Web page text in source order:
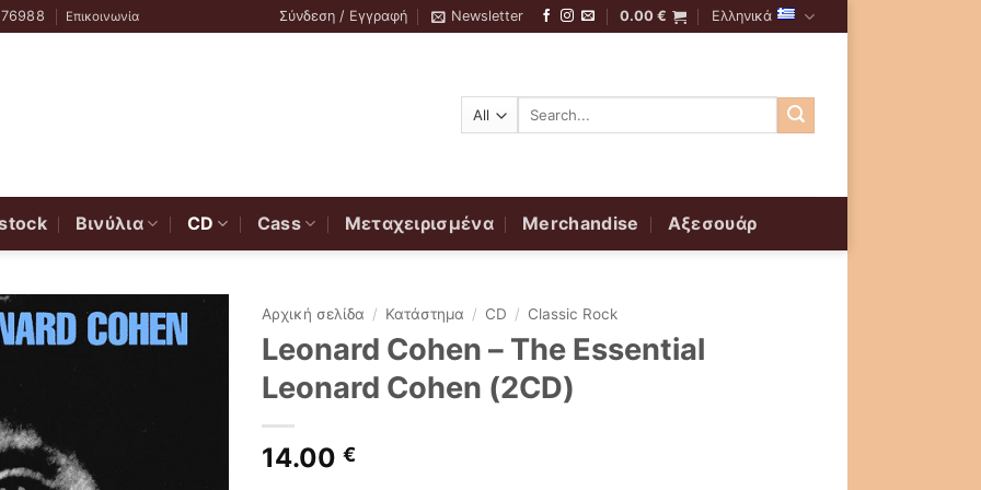
Επικοινωνία Σύνδεση / Εγγραφή Newsletter 0.00€ Ελληνικά
Αναζήτηση
Βινύλια CD Cass Μεταχειρισμένα Merchandise Αξεσουάρ
Αρχική σελίδα / Κατάστημα / CD / Classic Rock
Leonard Cohen – The Essential
Leonard Cohen (2CD)
14.00 €